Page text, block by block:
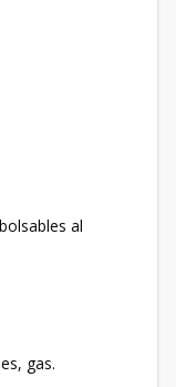
al
gas.